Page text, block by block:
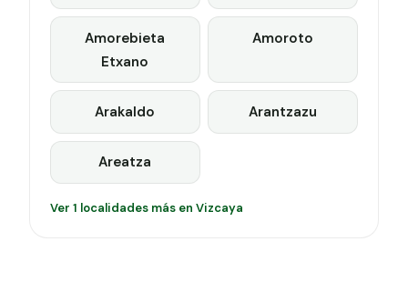
Amorebieta
Etxano
Amoroto
Arakaldo Arantzazu
Areatza
Ver 1 localidades más en Vizcaya